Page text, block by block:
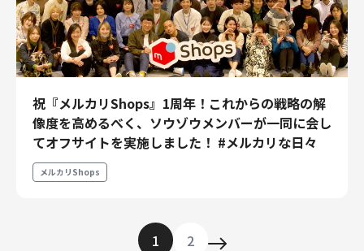
祝『メルカリShops』1周年！これからの戦略の解
像度を高めるべく、ソウゾウメンバーが一同に会し
てオフサイトを実施しました！ #メルカリな日々
メルカリShops
1 2